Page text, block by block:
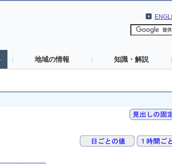
地域の情報 知識・解説